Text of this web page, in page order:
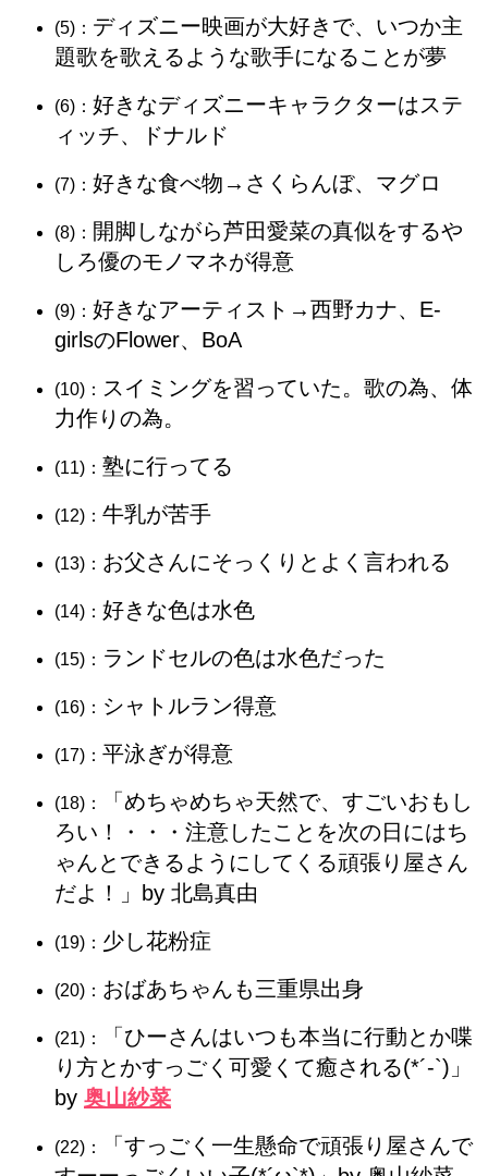
(5)： ディズニー映画が大好きで、いつか主
題歌を歌えるような歌手になることが夢
(6)： 好きなディズニーキャラクターはステ
ィッチ、ドナルド
(7)： 好きな食べ物→さくらんぼ、マグロ
(8)： 開脚しながら芦田愛菜の真似をするや
しろ優のモノマネが得意
(9)： 好きなアーティスト→西野カナ、E-
girlsのFlower、BoA
(10)： スイミングを習っていた。歌の為、体
力作りの為。
(11)： 塾に行ってる
(12)： 牛乳が苦手
(13)： お父さんにそっくりとよく言われる
(14)： 好きな色は水色
(15)： ランドセルの色は水色だった
(16)： シャトルラン得意
(17)： 平泳ぎが得意
(18)：
「めちゃめちゃ天然で、すごいおもし
ろい！・・・注意したことを次の日にはち
ゃんとできるようにしてくる頑張り屋さん
だよ！」by 北島真由
(19)： 少し花粉症
(20)： おばあちゃんも三重県出身
(21)：
「ひーさんはいつも本当に行動とか喋
り方とかすっごく可愛くて癒される(*´-`)」
by 奥山紗菜
(22)：
「すっごく一生懸命で頑張り屋さんで